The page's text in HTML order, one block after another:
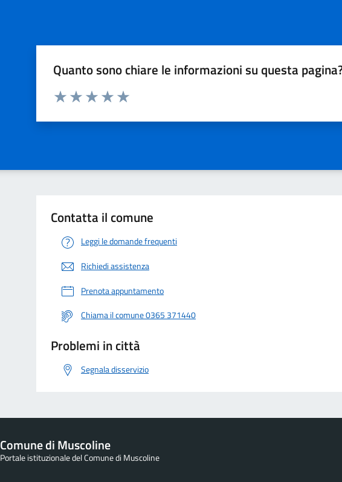
Quanto sono chiare le informazioni su questa
Valuta da 1 a 5 stelle la pagina
Contatta il comune
Leggi le domande frequenti
Richiedi assistenza
Prenota appuntamento
Chiama il comune 0365 371440
Problemi in città
Segnala disservizio
Comune di Muscoline
Portale istituzionale del Comune di Muscoline